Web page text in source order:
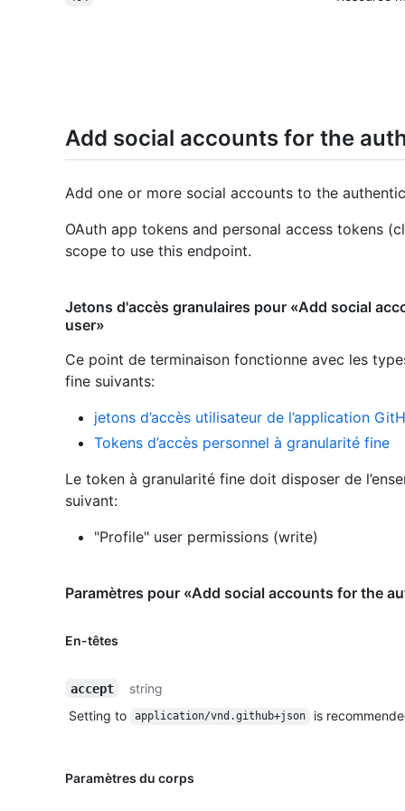
Add social accounts for the
Add one or more social accounts to the
OAuth app tokens and personal access tokens
scope to use this endpoint.
Jetons d'accès granulaires pour «Add social
user»
Ce point de terminaison fonctionne avec les
fine suivants:
jetons d’accès utilisateur de l’application
Tokens d’accès personnel à granularité fine
Le token à granularité fine doit disposer de
suivant:
"Profile" user permissions (write)
Paramètres pour «Add social accounts for the
En-têtes
accept
string
Setting to
application/vnd.github+json is
Paramètres du corps